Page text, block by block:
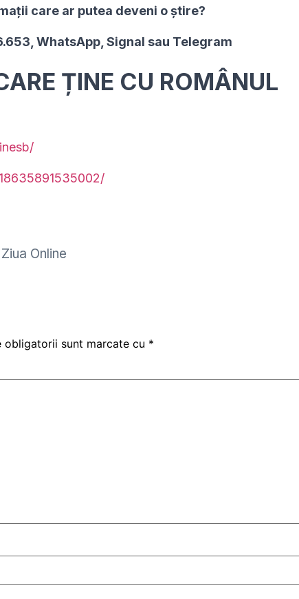
care ar putea deveni o ştire?
WhatsApp, Signal sau Telegram
ȚINE CU ROMÂNUL
Ziua Online
obligatorii sunt marcate cu *